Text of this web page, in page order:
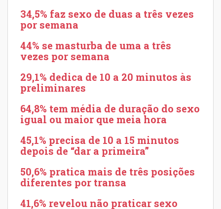
34,5% faz sexo de duas a três vezes
por semana
44% se masturba de uma a três
vezes por semana
29,1% dedica de 10 a 20 minutos às
preliminares
64,8% tem média de duração do sexo
igual ou maior que meia hora
45,1% precisa de 10 a 15 minutos
depois de “dar a primeira”
50,6% pratica mais de três posições
diferentes por transa
41,6% revelou não praticar sexo